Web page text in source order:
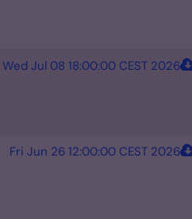
Wed Jul 08 18:00:00 CEST 2026
Fri Jun 26 12:00:00 CEST 2026